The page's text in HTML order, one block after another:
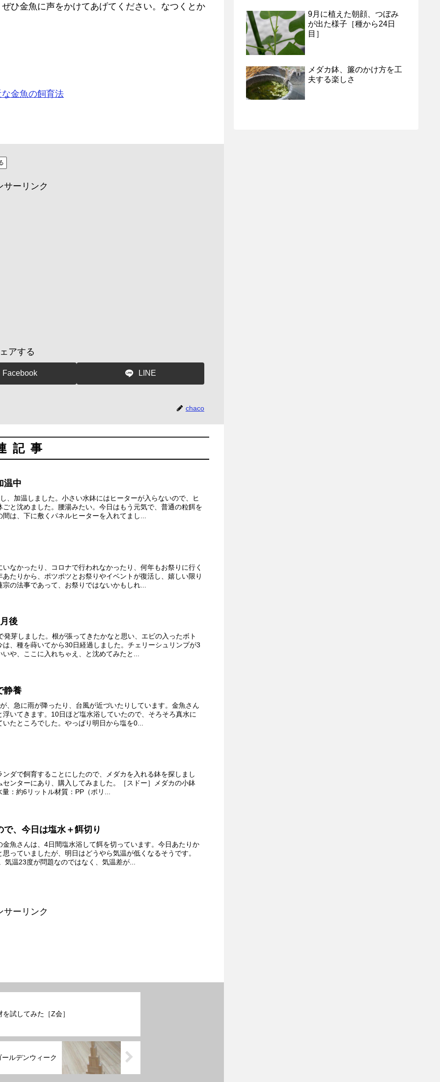
ひ金魚に声をかけてあげてください。なつくとか
金魚の飼育法
サーリンク
アする
Facebook LINE
chaco
記事
温中
、加温しました。小さい水鉢にはヒーターが入らないので、ヒ
と沈めました。腰湯みたい。今日はもう元気で、普通の粒餌を
は、下に敷くパネルヒーターを入れてまし...
なかったり、コロナで行われなかったり、何年もお祭りに行く
たりから、ポツポツとお祭りやイベントが復活し、嬉しい限り
の法事であって、お祭りではないかもしれ...
後
芽しました。根が張ってきたかなと思い、エビの入ったボト
、種を蒔いてから30日経過しました。チェリーシュリンプが3
や、ここに入れちゃえ、と沈めてみたと...
静養
、急に雨が降ったり、台風が近づいたりしています。金魚さん
いてきます。10日ほど塩水浴していたので、そろそろ真水に
たところでした。やっぱり明日から塩を0...
ダで飼育することにしたので、メダカを入れる鉢を探しまし
センターにあり、購入してみました。［スドー］メダカの小鉢
：約6リットル材質：PP（ポリ...
、今日は塩水＋餌切り
魚さんは、4日間塩水浴して餌を切っています。今日あたりか
っていましたが、明日はどうやら気温が低くなるそうです。
気温23度が問題なのではなく、気温差が...
サーリンク
試してみた［Z会］
ルデンウィーク
9月に植えた朝顔、つぼみ
が出た様子［種から24日
目］
メダカ鉢、簾のかけ方を工
夫する楽しさ